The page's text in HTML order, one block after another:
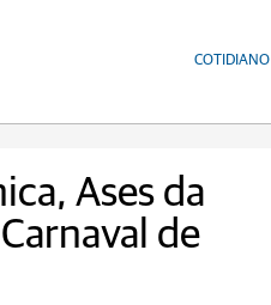
COTIDIANO
Ases da
de